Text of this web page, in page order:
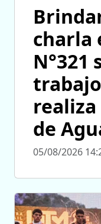
charla
N°321
realiza
de
05/08/2026